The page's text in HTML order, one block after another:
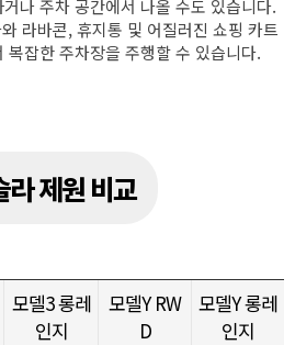
나 주차 공간에서 나올 수도 있습니다.
라바콘, 휴지통 및 어질러진 쇼핑 카트
복잡한 주차장을 주행할 수 있습니다.
라 제원 비교
모델3 롱레
인지
모델Y RW
D
모델Y 롱레
인지